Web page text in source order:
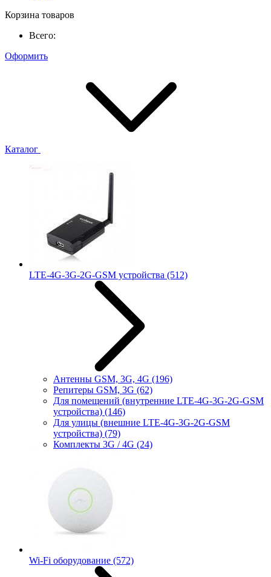
Корзина товаров
Всего:
Оформить
Каталог
LTE-4G-3G-2G-GSM устройства (512)
Антенны GSM, 3G, 4G (196)
Репитеры GSM, 3G (62)
Для помещений (внутренние LTE-4G-3G-2G-GSM
устройства) (146)
Для улицы (внешние LTE-4G-3G-2G-GSM
устройства) (79)
Комплекты 3G / 4G (24)
Wi-Fi оборудование (572)